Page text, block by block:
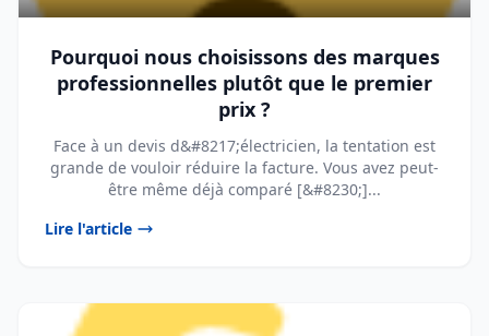
Pourquoi nous choisissons des marques
professionnelles plutôt que le premier
prix ?
Face à un devis d&#8217;électricien, la tentation est
grande de vouloir réduire la facture. Vous avez peut-
être même déjà comparé [&#8230;]...
Lire l'article